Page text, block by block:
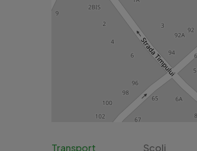
Transport Școli